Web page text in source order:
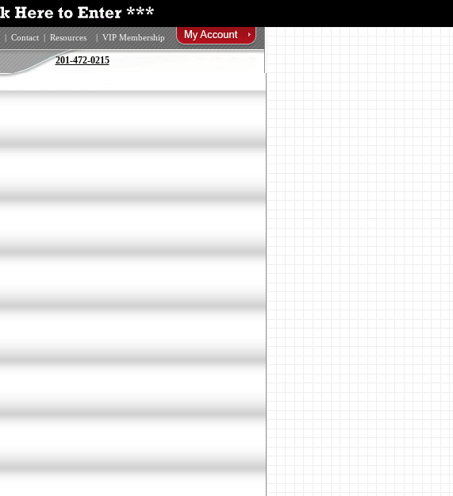
| Contact | Resources | VIP Membership
201-472-0215